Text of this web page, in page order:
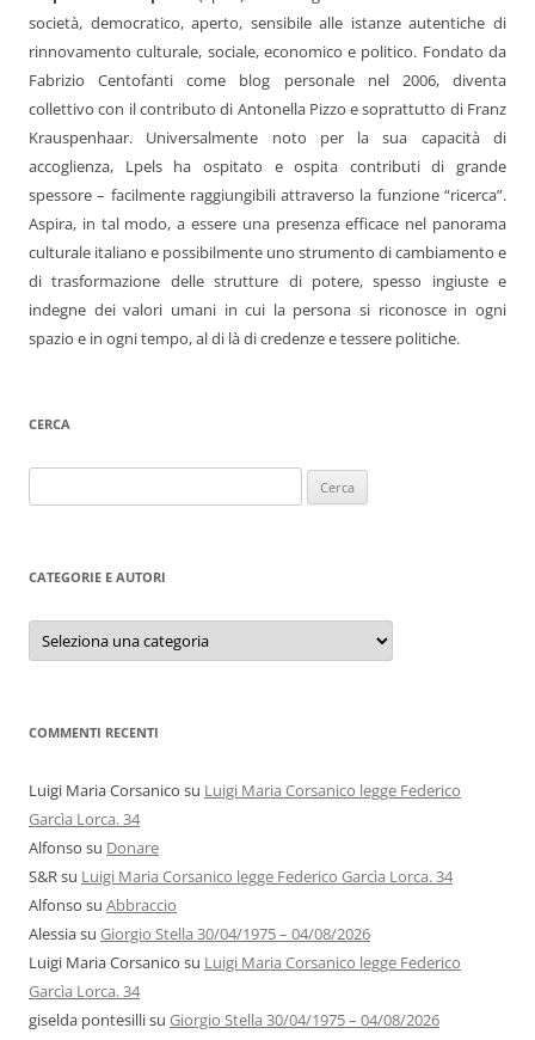
società, democratico, aperto, sensibile alle istanze autentiche di
rinnovamento culturale, sociale, economico e politico. Fondato da
Fabrizio Centofanti come blog personale nel 2006, diventa
collettivo con il contributo di Antonella Pizzo e soprattutto di Franz
Krauspenhaar. Universalmente noto per la sua capacità di
accoglienza, Lpels ha ospitato e ospita contributi di grande
spessore – facilmente raggiungibili attraverso la funzione “ricerca”.
Aspira, in tal modo, a essere una presenza efficace nel panorama
culturale italiano e possibilmente uno strumento di cambiamento e
di trasformazione delle strutture di potere, spesso ingiuste e
indegne dei valori umani in cui la persona si riconosce in ogni
spazio e in ogni tempo, al di là di credenze e tessere politiche.
CERCA
per:
CATEGORIE E AUTORI
Categorie
autori
COMMENTI RECENTI
Luigi Maria Corsanico su Luigi Maria Corsanico legge Federico
Garcìa Lorca. 34
Alfonso su Donare
S&Rsu Luigi Maria Corsanico legge Federico Garcìa Lorca. 34
Alfonso su Abbraccio
Alessiasu Giorgio Stella 30/04/1975 – 04/08/2026
Luigi Maria Corsanico su Luigi Maria Corsanico legge Federico
Garcìa Lorca. 34
giselda pontesillisu Giorgio Stella 30/04/1975 – 04/08/2026